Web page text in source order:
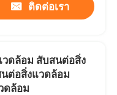
ติดต่อเรา
วดล้อม สับสนต่อสิ่ง
ต่อสิ่งแวดล้อม
ดล้อม